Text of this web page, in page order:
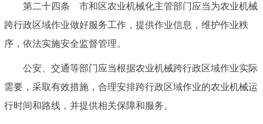
第二十四条 市和区农业机械化主管部门应当为农业机械
跨行政区域作业做好服务工作，提供作业信息，维护作业秩
序，依法实施安全监督管理。
公安、交通等部门应当根据农业机械跨行政区域作业实际
需要，采取有效措施，合理安排跨行政区域作业的农业机械运
行时间和路线，并提供相关保障和服务。